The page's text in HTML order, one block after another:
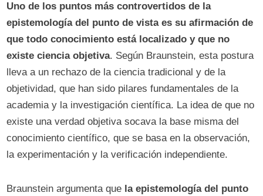
Uno de los puntos más controvertidos de la
epistemología del punto de vista es su afirmación de
que todo conocimiento está localizado y que no
existe ciencia objetiva. Según Braunstein, esta postura
lleva a un rechazo de la ciencia tradicional y de la
objetividad, que han sido pilares fundamentales de la
academia y la investigación científica. La idea de que no
existe una verdad objetiva socava la base misma del
conocimiento científico, que se basa en la observación,
la experimentación y la verificación independiente.
Braunstein argumenta que la epistemología del punto